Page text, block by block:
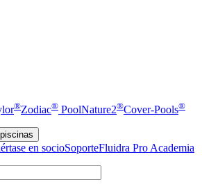
®Zodiac® PoolNature2®Cover-Pools®
en socioSoporteFluidra Pro Academia